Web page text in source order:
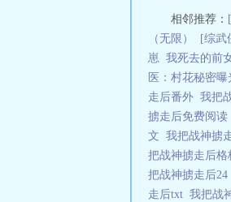
相邻推荐：
（无限）
[综武
崽 我死去的前
医：村花秘密曝
走后番外 我把
掳走后免费阅读
文 我把战神掳
把战神掳走后格
把战神掳走后24
走后txt 我把战